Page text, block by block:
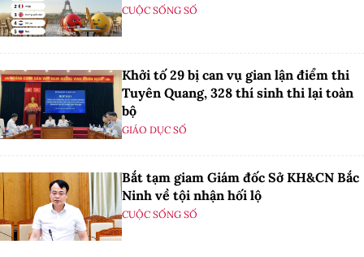
CUỘC SỐNG SỐ
Khởi tố 29 bị can vụ gian lận điểm thi
Tuyên Quang, 328 thí sinh thi lại toàn
bộ
GIÁO DỤC SỐ
Bắt tạm giam Giám đốc Sở KH&CN Bắc
Ninh về tội nhận hối lộ
CUỘC SỐNG SỐ